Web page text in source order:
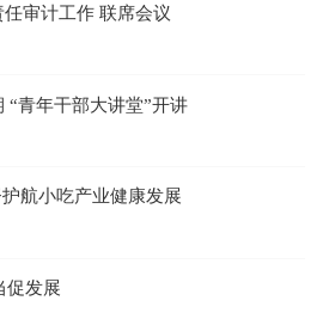
审计工作 联席会议
“青年干部大讲堂”开讲
航小吃产业健康发展
促发展